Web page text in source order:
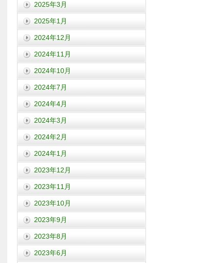
2025年3月
2025年1月
2024年12月
2024年11月
2024年10月
2024年7月
2024年4月
2024年3月
2024年2月
2024年1月
2023年12月
2023年11月
2023年10月
2023年9月
2023年8月
2023年6月